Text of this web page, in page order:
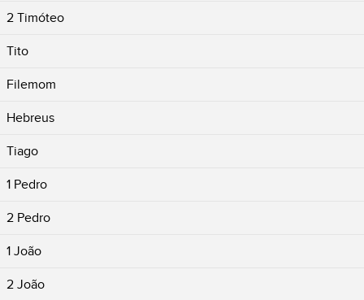
2 Timóteo
Tito
Filemom
Hebreus
Tiago
1 Pedro
2 Pedro
1 João
2 João